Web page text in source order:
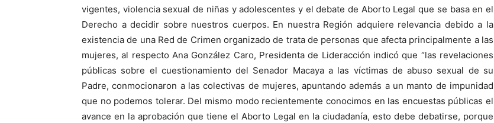
vigentes, violencia sexual de niñas y adolescentes y el debate de Aborto Legal que se basa en el
Derecho a decidir sobre nuestros cuerpos. En nuestra Región adquiere relevancia debido a la
existencia de una Red de Crimen organizado de trata de personas que afecta principalmente a las
mujeres, al respecto Ana González Caro, Presidenta de Lideracción indicó que “las revelaciones
públicas sobre el cuestionamiento del Senador Macaya a las víctimas de abuso sexual de su
Padre, conmocionaron a las colectivas de mujeres, apuntando además a un manto de impunidad
que no podemos tolerar. Del mismo modo recientemente conocimos en las encuestas públicas el
avance en la aprobación que tiene el Aborto Legal en la ciudadanía, esto debe debatirse, porque